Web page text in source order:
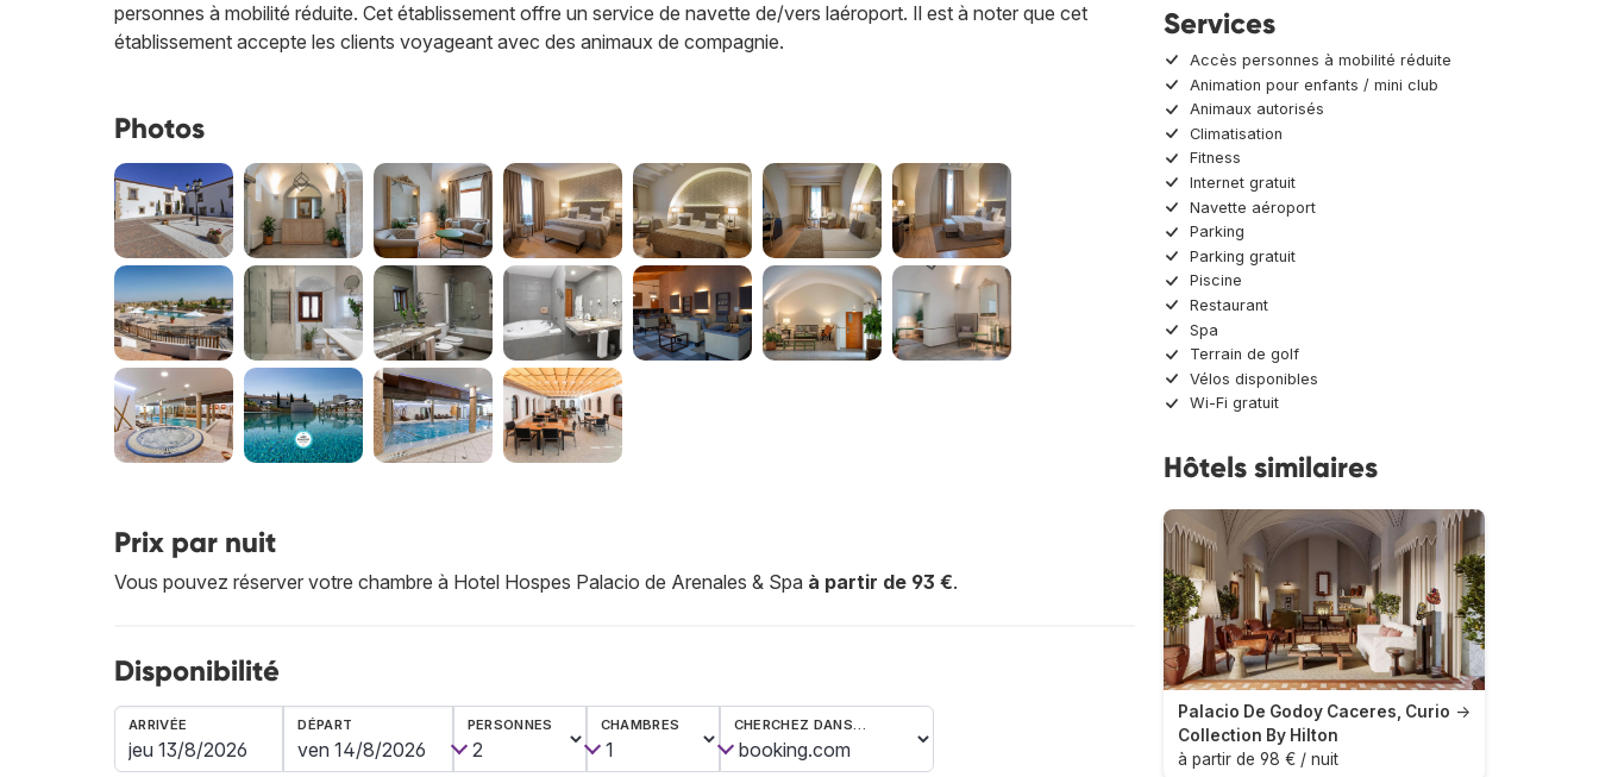
personnes à mobilité réduite. Cet établissement offre un service de navette de/vers laéroport. Il est à noter que cet
établissement accepte les clients voyageant avec des animaux de compagnie.
Photos
Prix par nuit
Vous pouvez réserver votre chambre à Hotel Hospes Palacio de Arenales & Spa à partir de 93 €.
Disponibilité
ARRIVÉE DÉPART PERSONNES CHAMBRES CHERCHEZ DANS…
Services
Accès personnes à mobilité réduite
Animation pour enfants / mini club
Animaux autorisés
Climatisation
Fitness
Internet gratuit
Navette aéroport
Parking
Parking gratuit
Piscine
Restaurant
Spa
Terrain de golf
Vélos disponibles
Wi-Fi gratuit
Hôtels similaires
→
Palacio De Godoy Caceres, Curio
Collection By Hilton
à partir de 98 € / nuit